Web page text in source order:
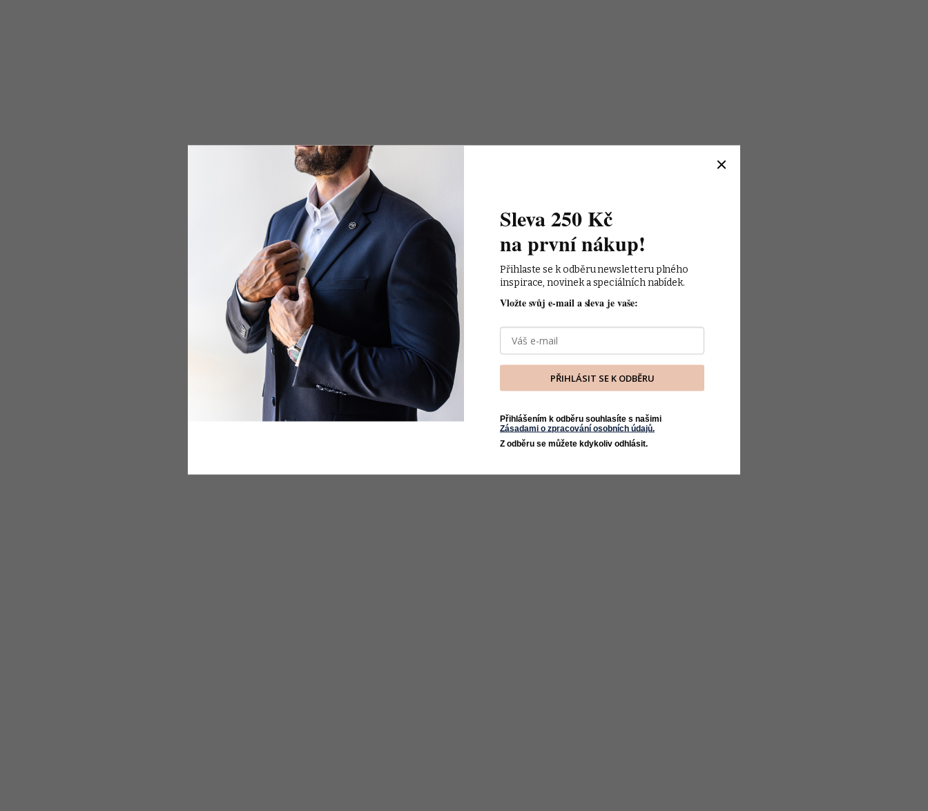
Sleva 250 Kč
na první nákup!
Přihlaste se k odběru newsletteru plného
inspirace, novinek a speciálních nabídek.
Vložte svůj e-mail a sleva je vaše:
PŘIHLÁSIT SE K ODBĚRU
Přihlášením k odběru souhlasíte s našimi
Zásadami o zpracování osobních údajů.
Z odběru se můžete kdykoliv odhlásit.